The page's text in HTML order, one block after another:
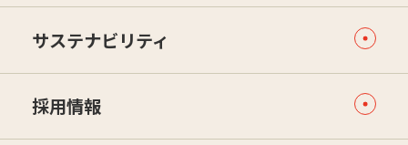
サステナビリティ
採用情報